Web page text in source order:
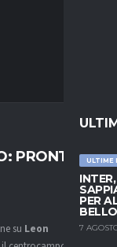
ULTIME
PER
7
PRONTA
su Leon